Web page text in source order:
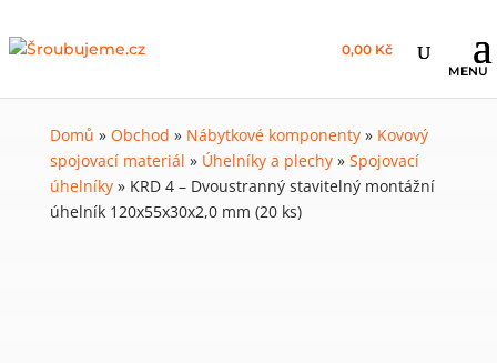
0,00 Kč
Domů » Obchod » Nábytkové komponenty» Kovový
spojovací materiál » Úhelníky a plechy» Spojovací
úhelníky» KRD 4 – Dvoustranný stavitelný montážní
úhelník 120x55x30x2,0 mm (20 ks)